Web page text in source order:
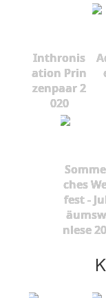
Inthronis
ation Prin
zenpaar 2
020
ches
fest -
nlese